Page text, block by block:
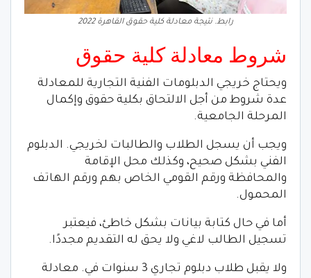
رابط. نتيجة معادلة كلية حقوق القاهرة 2022
شروط معادلة كلية حقوق
ويحتاج خريجي الدبلومات الفنية التجارية للمعادلة
عدة شروط من أجل الالتحاق بكلية حقوق وإكمال
المرحلة الجامعية.
ويجب أن يسجل الطلاب والطالبات لخريجي. الدبلوم
الفني بشكل صحيح، وكذلك محل الإقامة
والمحافظة ورقم القومي الخاص بهم ورقم الهاتف
المحمول.
أما في حال كتابة بيانات بشكل خاطئ، فيعتبر
تسجيل الطالب لاغي ولا يحق له التقديم مجددًا.
ولا يقبل طلاب دبلوم تجاري 3 سنوات في. معادلة